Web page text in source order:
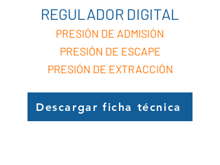
REGULADOR DIGITAL
PRESIÓN DE ADMISIÓN
PRESIÓN DE ESCAPE
PRESIÓN DE EXTRACCIÓN
Descargar ficha técnica